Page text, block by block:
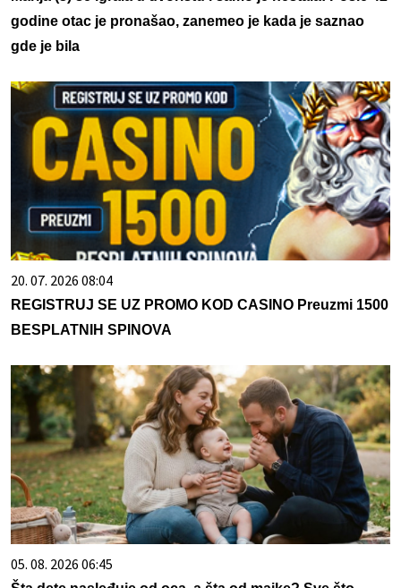
godine otac je pronašao, zanemeo je kada je saznao
gde je bila
20. 07. 2026 08:04
REGISTRUJ SE UZ PROMO KOD CASINO Preuzmi 1500
BESPLATNIH SPINOVA
05. 08. 2026 06:45